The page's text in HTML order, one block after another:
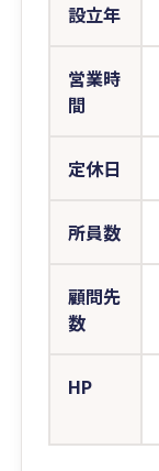
設立年
営業時
間
定休日
所員数
顧問先
数
HP